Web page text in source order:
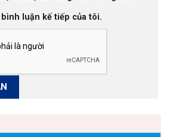
luận kế tiếp của tôi.